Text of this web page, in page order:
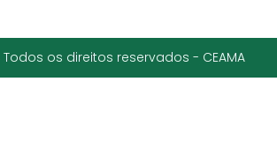
os direitos reservados - CEAMA